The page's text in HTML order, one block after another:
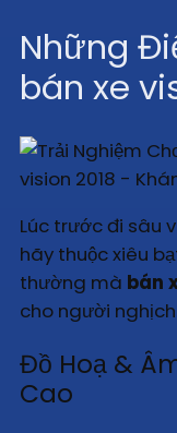
Những
bán xe
Lúc trước đi sâu
hãy thuộc xiêu
thường mà bán
cho người
Đồ Hoạ &
Cao